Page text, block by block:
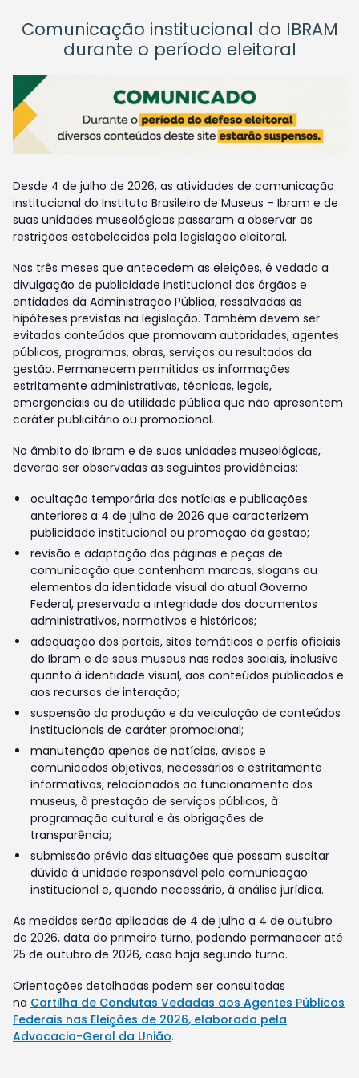
Comunicação institucional do IBRAM
durante o período eleitoral
Desde 4 de julho de 2026, as atividades de comunicação
institucional do Instituto Brasileiro de Museus – Ibram e de
suas unidades museológicas passaram a observar as
restrições estabelecidas pela legislação eleitoral.
Nos três meses que antecedem as eleições, é vedada a
divulgação de publicidade institucional dos órgãos e
entidades da Administração Pública, ressalvadas as
hipóteses previstas na legislação. Também devem ser
evitados conteúdos que promovam autoridades, agentes
públicos, programas, obras, serviços ou resultados da
gestão. Permanecem permitidas as informações
estritamente administrativas, técnicas, legais,
emergenciais ou de utilidade pública que não apresentem
caráter publicitário ou promocional.
No âmbito do Ibram e de suas unidades museológicas,
deverão ser observadas as seguintes providências:
ocultação temporária das notícias e publicações
anteriores a 4 de julho de 2026 que caracterizem
publicidade institucional ou promoção da gestão;
revisão e adaptação das páginas e peças de
comunicação que contenham marcas, slogans ou
elementos da identidade visual do atual Governo
Federal, preservada a integridade dos documentos
administrativos, normativos e históricos;
adequação dos portais, sites temáticos e perfis oficiais
do Ibram e de seus museus nas redes sociais, inclusive
quanto à identidade visual, aos conteúdos publicados e
aos recursos de interação;
suspensão da produção e da veiculação de conteúdos
institucionais de caráter promocional;
manutenção apenas de notícias, avisos e
comunicados objetivos, necessários e estritamente
informativos, relacionados ao funcionamento dos
museus, à prestação de serviços públicos, à
programação cultural e às obrigações de
transparência;
submissão prévia das situações que possam suscitar
dúvida à unidade responsável pela comunicação
institucional e, quando necessário, à análise jurídica.
As medidas serão aplicadas de 4 de julho a 4 de outubro
de 2026, data do primeiro turno, podendo permanecer até
25 de outubro de 2026, caso haja segundo turno.
Orientações detalhadas podem ser consultadas
na Cartilha de Condutas Vedadas aos Agentes Públicos
Federais nas Eleições de 2026, elaborada pela
Advocacia-Geral da União.